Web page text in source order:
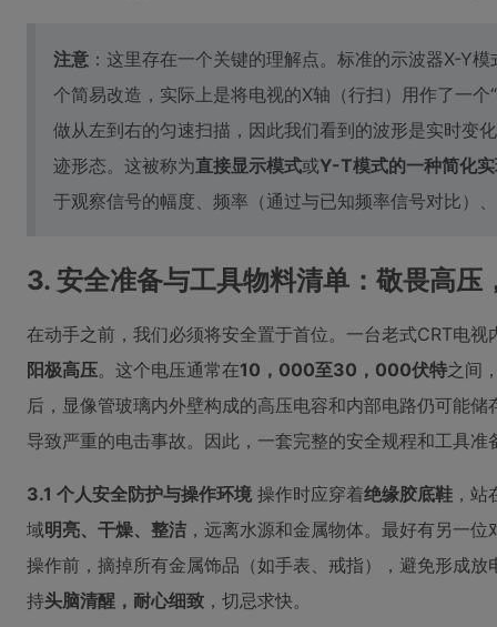
注意 ：这里存在一个关键的理解点。标准的示波器X-Y
个简易改造，实际上是将电视的X轴（行扫）用作了一
做从左到右的匀速扫描，因此我们看到的波形是实时变
迹形态。这被称为直接显示模式或Y-T模式的一种简化
于观察信号的幅度、频率（通过与已知频率信号对比）
3. 安全准备与工具物料清单：敬畏高压
在动手之前，我们必须将安全置于首位。一台老式CRT电
阳极高压。这个电压通常在10，000至30，000伏特之间
后，显像管玻璃内外壁构成的高压电容和内部电路仍可能
导致严重的电击事故。因此，一套完整的安全规程和工具
3.1 个人安全防护与操作环境 操作时应穿着绝缘胶底鞋 ，
域明亮、干燥、整洁 ，远离水源和金属物体。最好有另一
操作前，摘掉所有金属饰品（如手表、戒指），避免形成
持头脑清醒，耐心细致 ，切忌求快。